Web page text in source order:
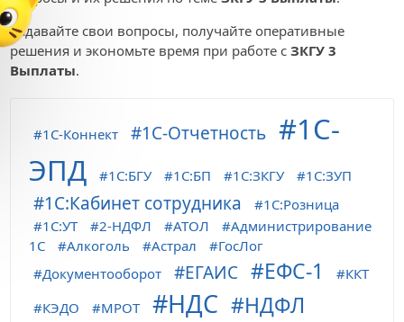
Задавайте свои вопросы, получайте оперативные
решения и экономьте время при работе сЗКГУ 3
Выплаты.
1С-Коннект 1С-Отчетность
1С-
ЭПД
1С:БГУ 1С:БП 1С:ЗКГУ 1С:ЗУП
1С:Кабинет сотрудника
1С:Розница
1С:УТ
2-НДФЛ АТОЛ
Администрирование
1С
Алкоголь Астрал
ГосЛог
Документооборот
ЕГАИС ЕФС-1
ККТ
КЭДО
МРОТ НДС НДФЛ